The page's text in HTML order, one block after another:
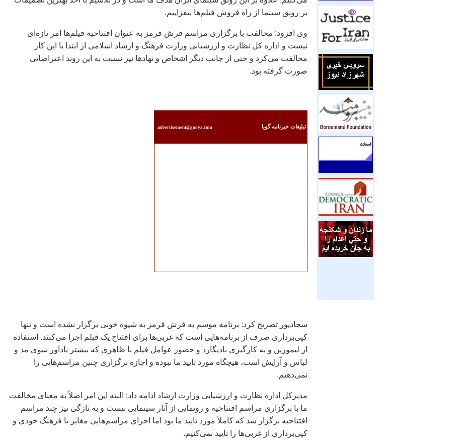
بر رونق سینما از راه فروش فیلم‌ها بیفزاییم.
وی افزود: مخالفت با برگزاری مراسم فرش قرمز به عنوان افتتاحیه فیلم‌ها امر تازه‌ای
نیست و اداره کل نظارت و ارزشیابی وزارت فرهنگ و ارشاد اسلامی از ابتدا با این کار
مخالفت می‌کرد و حتی از جانب دیگر اشخاص و نهادها نیز نسبت به این روند اعتراضاتی
صورت گرفته بود.
تبليغات خبرنامه گويا advertisement@gooya.com
سجادپور تصریح کرد: برنامه موسم به فرش قرمز به شیوه خوبی برگزار نشده است و تنها
کپی‌برداری صرف از برنامه‌هایی است که غربی‌ها برای افتتاح یک فیلم اجرا می‌کنند. استفاده
از لیموزین و به کارگیری بادیگارد و حضور عوامل فیلم با ظاهری که بیشتر یادآور شوی مد و
لباس و آرایش است، هیچگاه مورد تایید ما نبوده و اجازه برگزاری چنین مراسم‌هایی را
نمی‌دهیم.
مدیرکل اداره نظارت و ارزشیابی وزارت ارشاد ادامه داد: البته این امر اصلاً به معنای مخالفت
ما با برگزاری مراسم افتتاحیه و رونمایی از آثار سینمایی نیست و به تازگی نیز چند مراسم
افتتاحیه برگزار شد که کاملاً مورد تایید ما بود اما اجرای مراسم‌هایی مغایر با فرهنگ خودی و
کپی‌برداری از غربی‌ها را تایید نمی‌کنیم.